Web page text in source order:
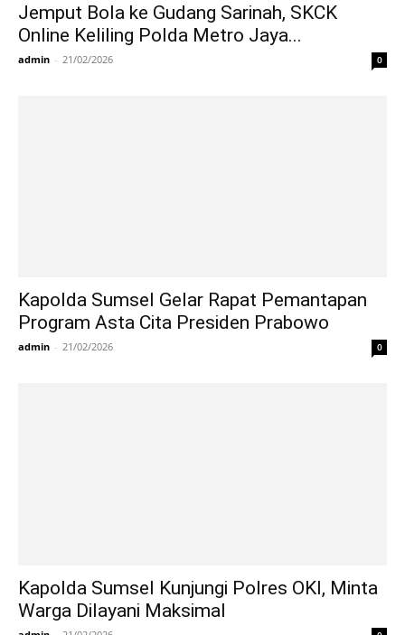
Jemput Bola ke Gudang Sarinah, SKCK
Online Keliling Polda Metro Jaya...
admin - 21/02/2026 0
Kapolda Sumsel Gelar Rapat Pemantapan
Program Asta Cita Presiden Prabowo
admin - 21/02/2026 0
Kapolda Sumsel Kunjungi Polres OKI, Minta
Warga Dilayani Maksimal